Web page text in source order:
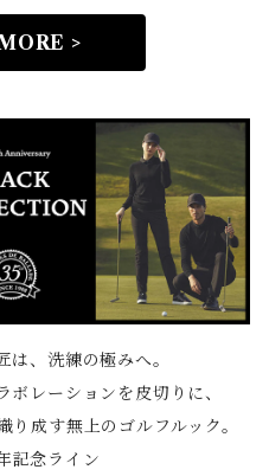
>
は、洗練の極みへ。
レーションを皮切りに、
成す無上のゴルフルック。
記念ライン